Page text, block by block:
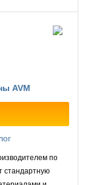
AVM
по
стандартную